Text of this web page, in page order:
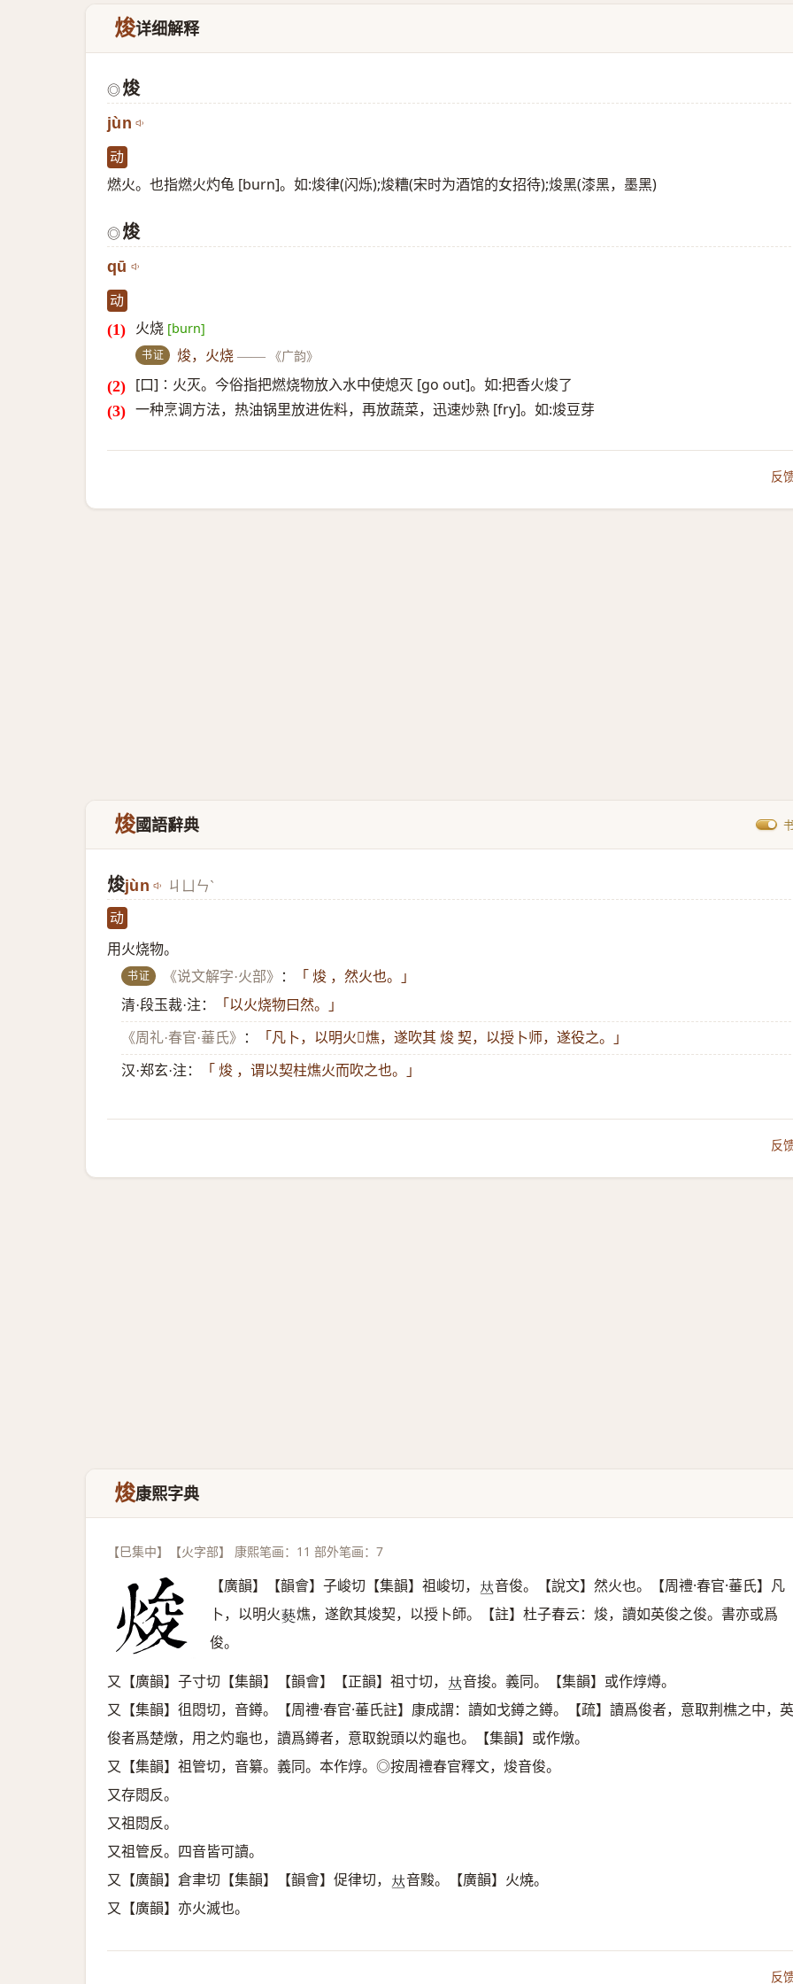
焌详细解释
◎焌
jùn
动
燃火。也指燃火灼龟 [burn]。如:焌律(闪烁);焌糟(宋时为酒馆的女招待);焌黑(漆黑，墨黑)
◎焌
qū
动
火烧 [burn]
书证 焌，火烧 —— 《广韵》
[口]∶火灭。今俗指把燃烧物放入水中使熄灭 [go out]。如:把香火焌了
一种烹调方法，热油锅里放进佐料，再放蔬菜，迅速炒熟 [fry]。如:焌豆芽
反
焌國語辭典
焌jùn ㄐㄩㄣˋ
动
用火烧物。
书证 《说文解字·火部》 ：
「 焌 ，然火也。」
清·段玉裁·注：
「以火烧物曰然。」
《周礼·春官·菙氏》 ： 「凡卜，以明火𦶟燋，遂吹其 焌 契，以授卜师，遂役之。」
汉·郑玄·注： 「 焌 ，谓以契柱燋火而吹之也。」
反
焌康熙字典
【巳集中】【火字部】 康熙笔画：11 部外笔画：7
【廣韻】【韻會】子峻切【集韻】祖峻切， 𠀤音俊。【說文】然火也。【周禮·春官·菙氏】凡
卜，以明火𤑔 燋，遂飮其焌契，以授卜師。【註】杜子春云：焌，讀如英俊之俊。書亦或爲
俊。
又【廣韻】子寸切【集韻】【韻會】【正韻】祖寸切， 𠀤音捘。義同。【集韻】或作焞燇。
又【集韻】徂悶切，音鐏。【周禮·春官·菙氏註】康成謂：讀如戈鐏之鐏。【疏】讀爲俊者，意取荆樵之中，英
俊者爲楚燉，用之灼龜也，讀爲鐏者，意取銳頭以灼龜也。【集韻】或作燉。
又【集韻】祖管切，音纂。義同。本作焞。◎按周禮春官釋文，焌音俊。
又存悶反。
又祖悶反。
又祖管反。四音皆可讀。
又【廣韻】倉聿切【集韻】【韻會】促律切， 𠀤音黢。【廣韻】火燒。
又【廣韻】亦火滅也。
反